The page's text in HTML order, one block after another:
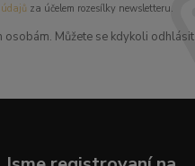
za účelem rozesílky newsletteru.
Můžete se kdykoli